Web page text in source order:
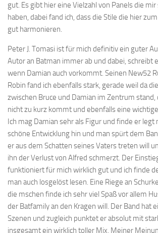
gut. Es gibt hier eine Vielzahl von Panels die
haben, dabei fand ich, dass die Stile die hier
gut harmonieren.
Peter J. Tomasi ist für mich definitiv ein guter
Autor an Batman immer ab und dabei, schreibt
wenn Damian auch vorkommt. Seinen New52
Robin fand ich ebenfalls stark, gerade weil da
zwischen Bruce und Damian im Zentrum
nicht zu kurz kommt und ebenfalls eine
Ich mag Damian sehr als Figur und finde er
schöne Entwicklung hin und man spürt dem
er aus dem Schatten seines Vaters treten will
ihn der Verlust von Alfred schmerzt. Der
funktioniert für mich wirklich gut und ich finde
man auch losgelöst lesen. Eine Riege an
die mschen finde ich sehr viel Spaß vor allem
der Batfamily an den Kragen will. Der Band hat
Szenen und zugleich punktet er absolut mit
insgesamt ein wirklich toller Mix. Meiner